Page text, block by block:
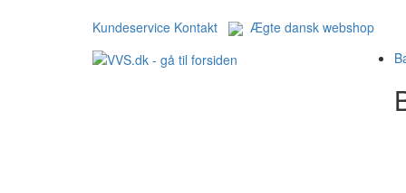
Kundeservice Kontakt
Ægte dansk webshop